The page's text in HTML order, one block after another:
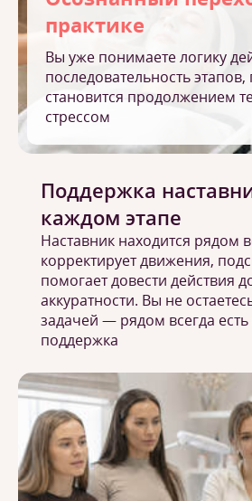
практике
Вы уже понимаете логику
последовательность
становится продолжением
стрессом
Поддержка
каждом этапе
Наставник находится рядом
корректирует движения,
помогает довести действия
аккуратности. Вы не
задачей — рядом всегда
поддержка